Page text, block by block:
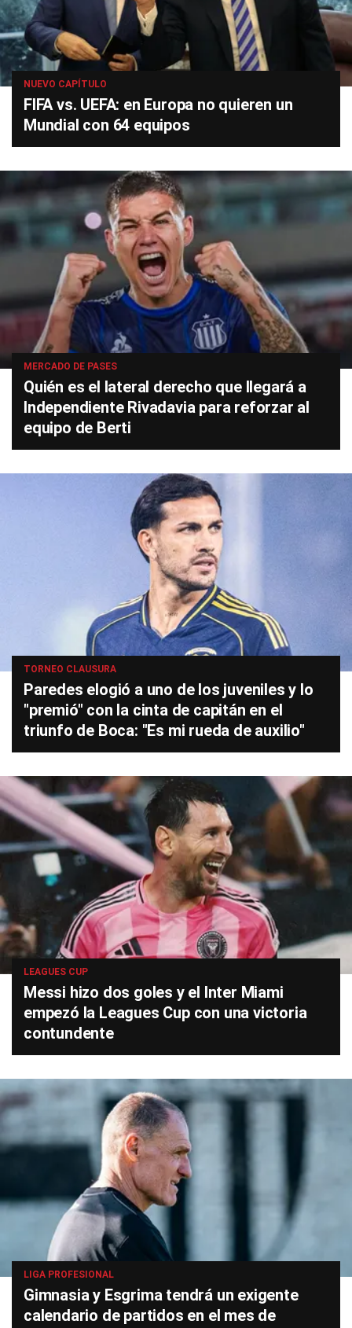
NUEVO CAPÍTULO
FIFA vs. UEFA: en Europa no quieren un
Mundial con 64 equipos
MERCADO DE PASES
Quién es el lateral derecho que llegará a
Independiente Rivadavia para reforzar al
equipo de Berti
TORNEO CLAUSURA
Paredes elogió a uno de los juveniles y lo
"premió" con la cinta de capitán en el
triunfo de Boca: "Es mi rueda de auxilio"
LEAGUES CUP
Messi hizo dos goles y el Inter Miami
empezó la Leagues Cup con una victoria
contundente
LIGA PROFESIONAL
Gimnasia y Esgrima tendrá un exigente
calendario de partidos en el mes de